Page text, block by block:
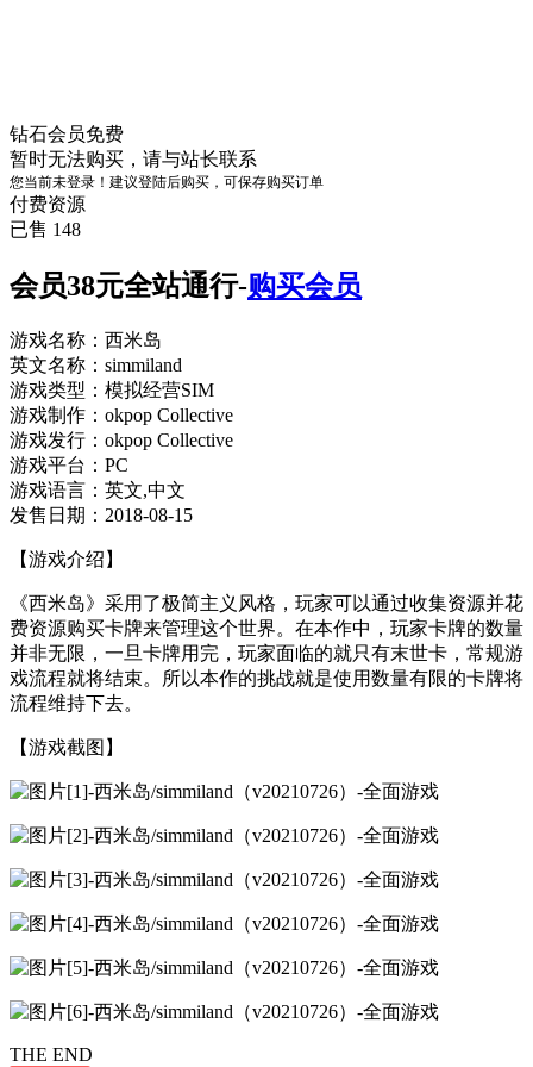
钻石会员免费
暂时无法购买，请与站长联系
您当前未登录！建议登陆后购买，可保存购买订单
付费资源
已售 148
会员38元全站通行-购买会员
游戏名称：西米岛
英文名称：simmiland
游戏类型：模拟经营SIM
游戏制作：okpop Collective
游戏发行：okpop Collective
游戏平台：PC
游戏语言：英文,中文
发售日期：2018-08-15
【游戏介绍】
《西米岛》采用了极简主义风格，玩家可以通过收集资源并花
费资源购买卡牌来管理这个世界。在本作中，玩家卡牌的数量
并非无限，一旦卡牌用完，玩家面临的就只有末世卡，常规游
戏流程就将结束。所以本作的挑战就是使用数量有限的卡牌将
流程维持下去。
【游戏截图】
THE END